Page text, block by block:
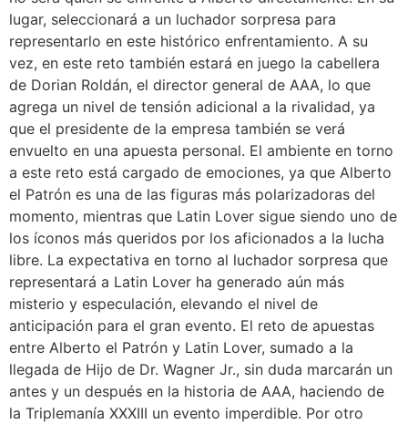
lugar, seleccionará a un luchador sorpresa para
representarlo en este histórico enfrentamiento. A su
vez, en este reto también estará en juego la cabellera
de Dorian Roldán, el director general de AAA, lo que
agrega un nivel de tensión adicional a la rivalidad, ya
que el presidente de la empresa también se verá
envuelto en una apuesta personal. El ambiente en torno
a este reto está cargado de emociones, ya que Alberto
el Patrón es una de las figuras más polarizadoras del
momento, mientras que Latin Lover sigue siendo uno de
los íconos más queridos por los aficionados a la lucha
libre. La expectativa en torno al luchador sorpresa que
representará a Latin Lover ha generado aún más
misterio y especulación, elevando el nivel de
anticipación para el gran evento. El reto de apuestas
entre Alberto el Patrón y Latin Lover, sumado a la
llegada de Hijo de Dr. Wagner Jr., sin duda marcarán un
antes y un después en la historia de AAA, haciendo de
la Triplemanía XXXIII un evento imperdible. Por otro